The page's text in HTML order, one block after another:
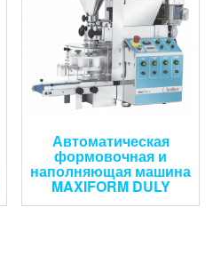
Автоматическая
формовочная и
наполняющая машина
MAXIFORM DULY